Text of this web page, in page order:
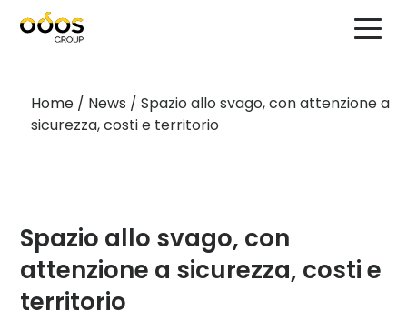
Home / News /Spazio allo svago, con attenzione a
sicurezza, costi e territorio
Spazio allo svago, con
attenzione a sicurezza, costi e
territorio